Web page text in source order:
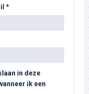
*
in deze
ik een